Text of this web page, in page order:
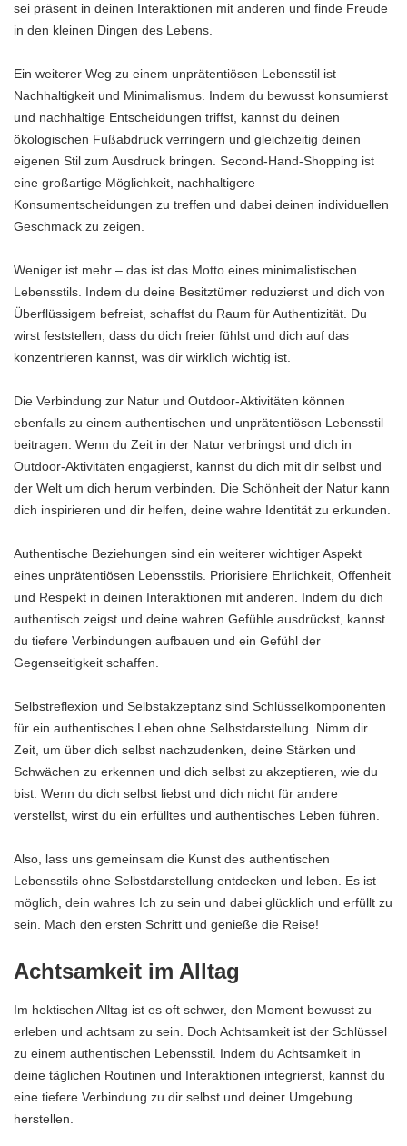
sei präsent in deinen Interaktionen mit anderen und finde Freude
in den kleinen Dingen des Lebens.
Ein weiterer Weg zu einem unprätentiösen Lebensstil ist
Nachhaltigkeit und Minimalismus. Indem du bewusst konsumierst
und nachhaltige Entscheidungen triffst, kannst du deinen
ökologischen Fußabdruck verringern und gleichzeitig deinen
eigenen Stil zum Ausdruck bringen. Second-Hand-Shopping ist
eine großartige Möglichkeit, nachhaltigere
Konsumentscheidungen zu treffen und dabei deinen individuellen
Geschmack zu zeigen.
Weniger ist mehr – das ist das Motto eines minimalistischen
Lebensstils. Indem du deine Besitztümer reduzierst und dich von
Überflüssigem befreist, schaffst du Raum für Authentizität. Du
wirst feststellen, dass du dich freier fühlst und dich auf das
konzentrieren kannst, was dir wirklich wichtig ist.
Die Verbindung zur Natur und Outdoor-Aktivitäten können
ebenfalls zu einem authentischen und unprätentiösen Lebensstil
beitragen. Wenn du Zeit in der Natur verbringst und dich in
Outdoor-Aktivitäten engagierst, kannst du dich mit dir selbst und
der Welt um dich herum verbinden. Die Schönheit der Natur kann
dich inspirieren und dir helfen, deine wahre Identität zu erkunden.
Authentische Beziehungen sind ein weiterer wichtiger Aspekt
eines unprätentiösen Lebensstils. Priorisiere Ehrlichkeit, Offenheit
und Respekt in deinen Interaktionen mit anderen. Indem du dich
authentisch zeigst und deine wahren Gefühle ausdrückst, kannst
du tiefere Verbindungen aufbauen und ein Gefühl der
Gegenseitigkeit schaffen.
Selbstreflexion und Selbstakzeptanz sind Schlüsselkomponenten
für ein authentisches Leben ohne Selbstdarstellung. Nimm dir
Zeit, um über dich selbst nachzudenken, deine Stärken und
Schwächen zu erkennen und dich selbst zu akzeptieren, wie du
bist. Wenn du dich selbst liebst und dich nicht für andere
verstellst, wirst du ein erfülltes und authentisches Leben führen.
Also, lass uns gemeinsam die Kunst des authentischen
Lebensstils ohne Selbstdarstellung entdecken und leben. Es ist
möglich, dein wahres Ich zu sein und dabei glücklich und erfüllt zu
sein. Mach den ersten Schritt und genieße die Reise!
Achtsamkeit im Alltag
Im hektischen Alltag ist es oft schwer, den Moment bewusst zu
erleben und achtsam zu sein. Doch Achtsamkeit ist der Schlüssel
zu einem authentischen Lebensstil. Indem du Achtsamkeit in
deine täglichen Routinen und Interaktionen integrierst, kannst du
eine tiefere Verbindung zu dir selbst und deiner Umgebung
herstellen.